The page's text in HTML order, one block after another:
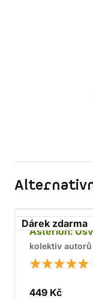
Dárek zdarma
Asterion:
kolektiv autorů
449 Kč